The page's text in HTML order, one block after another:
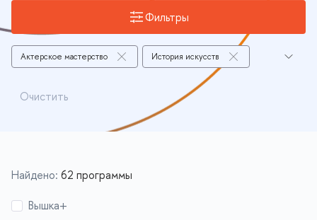
Фильтры
Актерское мастерство История искусств
Звуковое искусство(Саунд-арт), дизайн звука(Саунд-
Очистить
Найдено: 62 программы
Вышка+